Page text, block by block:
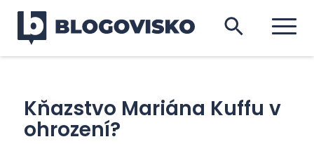
Kňazstvo Mariána Kuffu v
ohrození?